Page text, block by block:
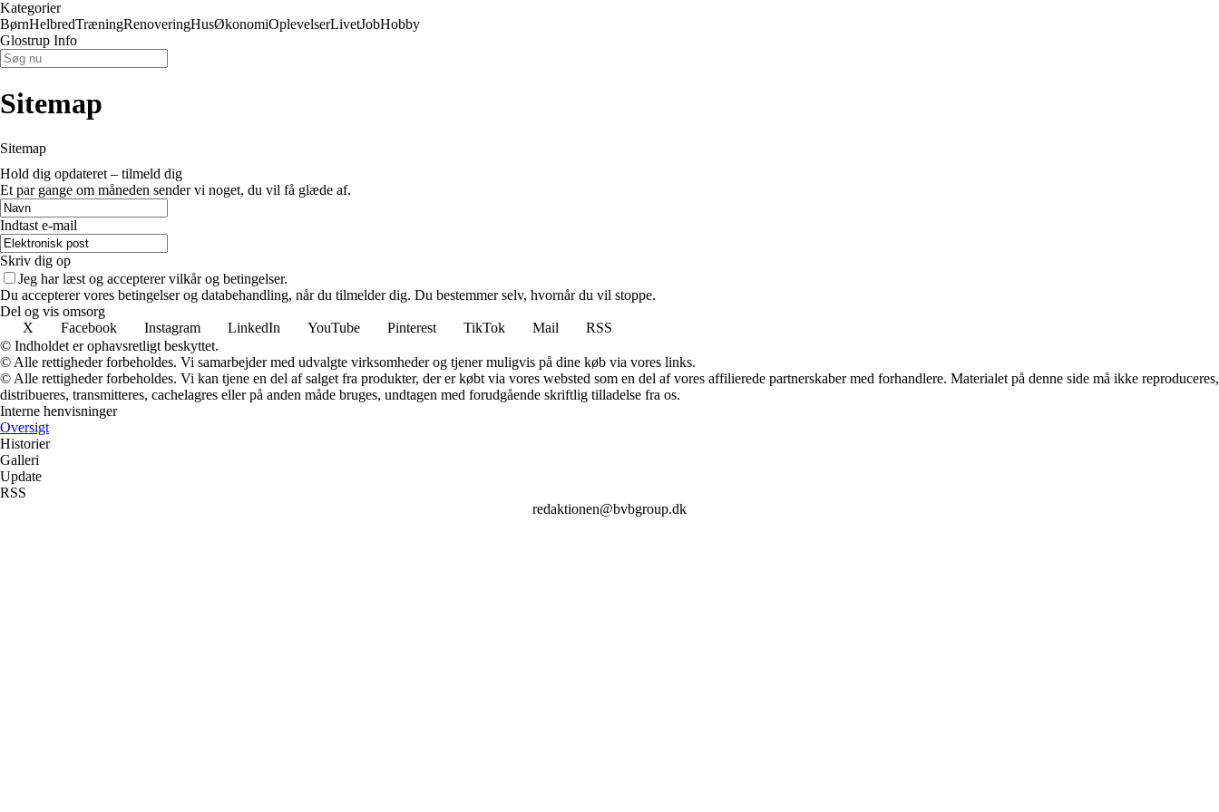
Kategorier
BørnHelbredTræningRenoveringHusØkonomiOplevelserLivetJobHobby
Glostrup Info
Sitemap
Sitemap
Hold dig opdateret – tilmeld dig
Et par gange om måneden sender vi noget, du vil få glæde af.
Indtast e-mail
Skriv dig op
Jeg har læst og accepterer vilkår og betingelser.
Du accepterer vores betingelser og databehandling, når du tilmelder dig. Du bestemmer selv, hvornår du vil stoppe.
Del og vis omsorg
X
Facebook Instagram LinkedIn YouTube Pinterest TikTok Mail
RSS
© Indholdet er ophavsretligt beskyttet.
© Alle rettigheder forbeholdes. Vi samarbejder med udvalgte virksomheder og tjener muligvis på dine køb via vores links.
© Alle rettigheder forbeholdes. Vi kan tjene en del af salget fra produkter, der er købt via vores websted som en del af vores affilierede partnerskaber med forhandlere. Materialet på denne side må ikke reproduceres,
distribueres, transmitteres, cachelagres eller på anden måde bruges, undtagen med forudgående skriftlig tilladelse fra os.
Interne henvisninger
Oversigt
Historier
Galleri
Update
RSS
redaktionen@bvbgroup.dk